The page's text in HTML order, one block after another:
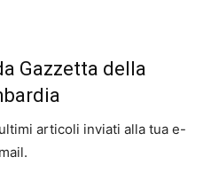
Gazzetta della
articoli inviati alla tua e-
mail.